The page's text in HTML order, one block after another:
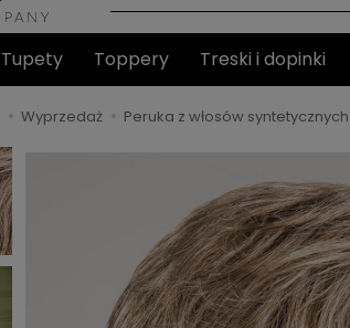
Tupety Toppery Treski i dopinki
Wyprzedaż Peruka z włosów